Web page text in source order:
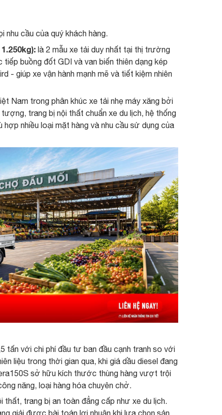
nhu cầu của quý khách hàng.
là 2 mẫu xe tải duy nhất tại thị trường
buồng đốt GDI và van biến thiên dạng kép
- giúp xe vận hành mạnh mẽ và tiết kiệm nhiên
Nam trong phân khúc xe tải nhẹ máy xăng bởi
trang bị nội thất chuẩn xe du lịch, hệ thống
nhiều loại mặt hàng và nhu cầu sử dụng của
tấn với chi phí đầu tư ban đầu cạnh tranh so với
liệu trong thời gian qua, khi giá dầu diesel đang
sở hữu kích thước thùng hàng vượt trội
năng, loại hàng hóa chuyên chở.
trang bị an toàn đẳng cấp như xe du lịch.
giải được bài toán lợi nhuận khi lựa chọn sản